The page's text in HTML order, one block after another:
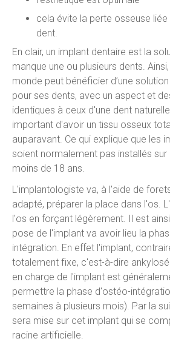
cela évite la perte osseuse
dent.
En clair, un implant dentaire est la
manque une ou plusieurs dents.
monde peut bénéficier d’une
pour ses dents, avec un aspect et
identiques à ceux d'une dent
important d'avoir un tissu osseux
auparavant. Ce qui explique que les
soient normalement pas installés
moins de 18 ans.
L'implantologiste va, à l'aide de
adapté, préparer la place dans l'os.
l'os en forçant légèrement. Il est
pose de l'implant va avoir lieu la
intégration. En effet l'implant,
totalement fixe, c'est-à-dire
en charge de l'implant est
permettre la phase d'ostéo-
semaines à plusieurs mois). Par la
sera mise sur cet implant qui se
racine artificielle.